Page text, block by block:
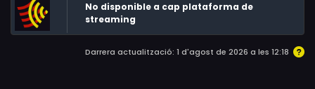
No disponible a cap plataforma de
streaming
Darrera actualització: 1 d'agost de 2026 a les 12:18